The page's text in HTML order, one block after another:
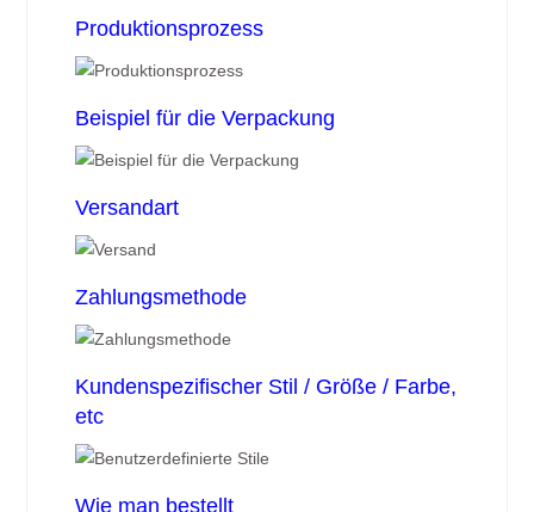
Produktionsprozess
Beispiel für die Verpackung
Versandart
Zahlungsmethode
Kundenspezifischer Stil / Größe / Farbe,
etc
Wie man bestellt